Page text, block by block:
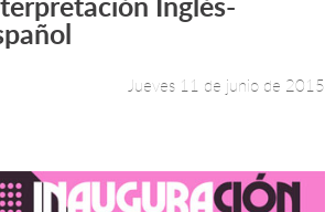
Leer más +
Jueves 11 de junio de 2015